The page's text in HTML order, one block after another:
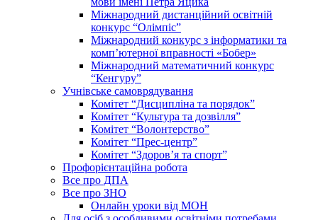
Міжнародний дистанційний освітній
конкурс “Олімпіс”
Міжнародний конкурс з інформатики та
комп’ютерної вправності «Бобер»
Міжнародний математичний конкурс
“Кенгуру”
Учнівське самоврядування
Комітет “Дисципліна та порядок”
Комітет “Культура та дозвілля”
Комітет “Волонтерство”
Комітет “Прес-центр”
Комітет “Здоров’я та спорт”
Профорієнтаційна робота
Все про ДПА
Все про ЗНО
Онлайн уроки від МОН